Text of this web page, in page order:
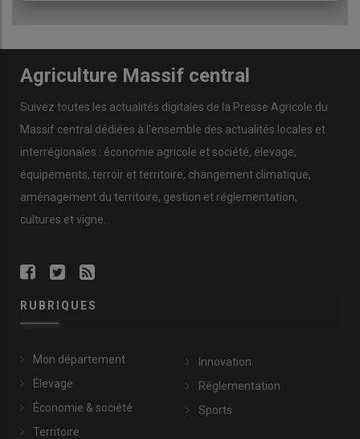
Agriculture Massif central
Suivez toutes les actualités digitales de la Presse Agricole du
Massif central dédiées à l'ensemble des actualités locales et
interrégionales : économie agricole et société, élevage,
équipements, terroir et territoire, changement climatique,
aménagement du territoire, gestion et réglementation,
cultures et vigne...
RUBRIQUES
Mon département
Élevage
Économie & société
Territoire
Innovation
Réglementation
Sports